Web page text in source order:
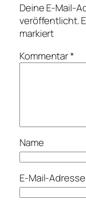
Deine E-Mail-
veröffentlicht.
markiert
Kommentar*
Name
E-Mail-Adresse